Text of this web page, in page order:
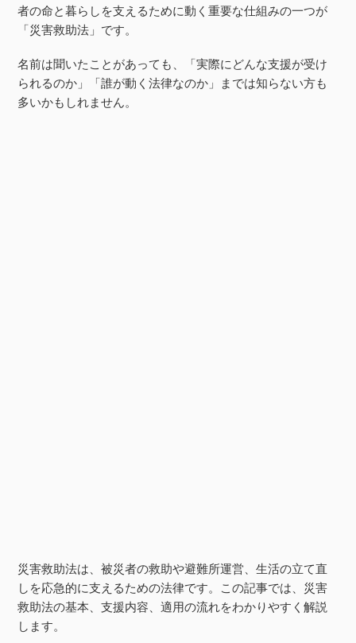
者の命と暮らしを支えるために動く重要な仕組みの一つが
「災害救助法」です。
名前は聞いたことがあっても、「実際にどんな支援が受け
られるのか」「誰が動く法律なのか」までは知らない方も
多いかもしれません。
災害救助法は、被災者の救助や避難所運営、生活の立て直
しを応急的に支えるための法律です。この記事では、災害
救助法の基本、支援内容、適用の流れをわかりやすく解説
します。